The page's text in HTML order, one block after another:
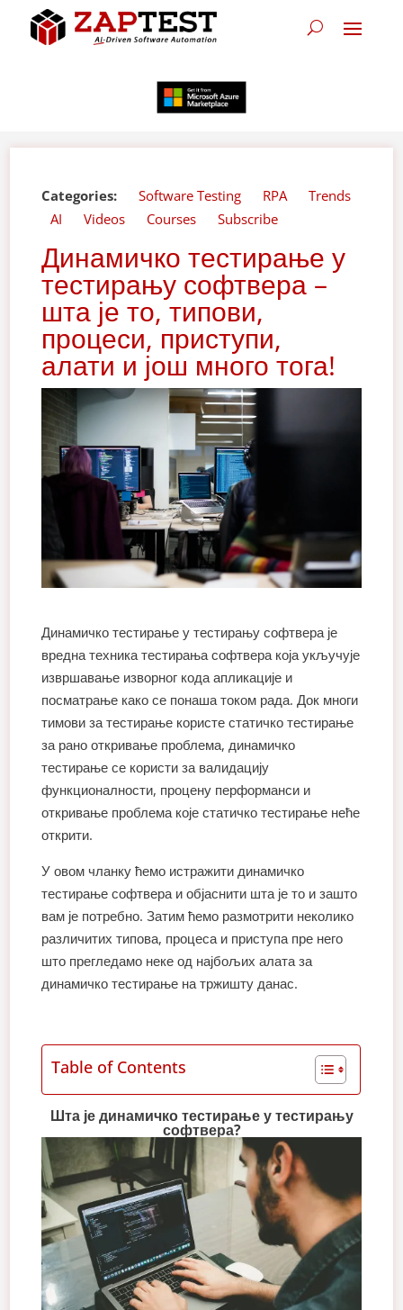
Categories: Software Testing RPA
Trends
AI
Videos Courses Subscribe
Динамичко тестирање у
тестирању софтвера –
шта је то, типови,
процеси, приступи,
алати и још много тога!
Динамичко тестирање у тестирању софтвера је
вредна техника тестирања софтвера која укључује
извршавање изворног кода апликације и
посматрање како се понаша током рада. Док многи
тимови за тестирање користе статичко тестирање
за рано откривање проблема, динамичко
тестирање се користи за валидацију
функционалности, процену перформанси и
откривање проблема које статичко тестирање неће
открити.
У овом чланку ћемо истражити динамичко
тестирање софтвера и објаснити шта је то и зашто
вам је потребно. Затим ћемо размотрити неколико
различитих типова, процеса и приступа пре него
што прегледамо неке од најбољих алата за
динамичко тестирање на тржишту данас.
Table of Contents
Шта је динамичко тестирање у тестирању
софтвера?